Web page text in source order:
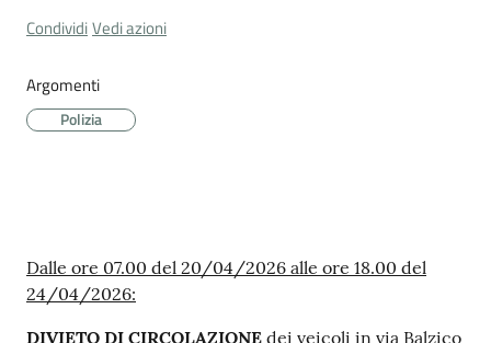
Tutti
Seguici
su
CondividiVedi azioni
Argomenti
Polizia
Contenuto
Dalle ore 07.00 del 20/04/2026 alle ore 18.00 del
24/04/2026:
DIVIETO DI CIRCOLAZIONE dei veicoli in via Balzico